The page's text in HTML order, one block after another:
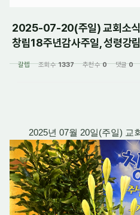
2025-07-20(주일) 교회소식
창립18주년감사주일, 성령강
갈렙 조회 수1337 추천 수0 댓글0
2025년 07월 20일(주일) 교